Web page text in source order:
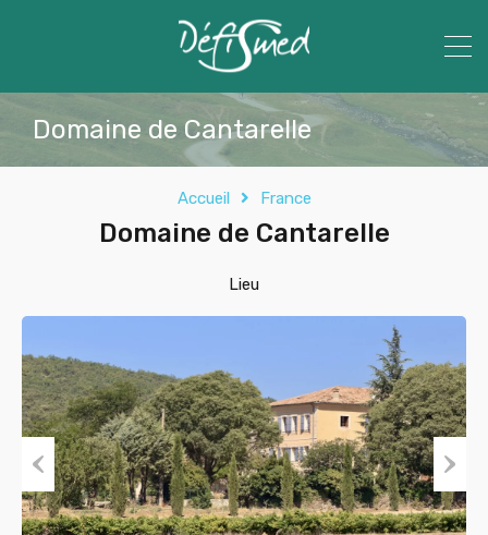
Domaine de Cantarelle
Accueil France
Domaine de Cantarelle
Lieu
Previous Next